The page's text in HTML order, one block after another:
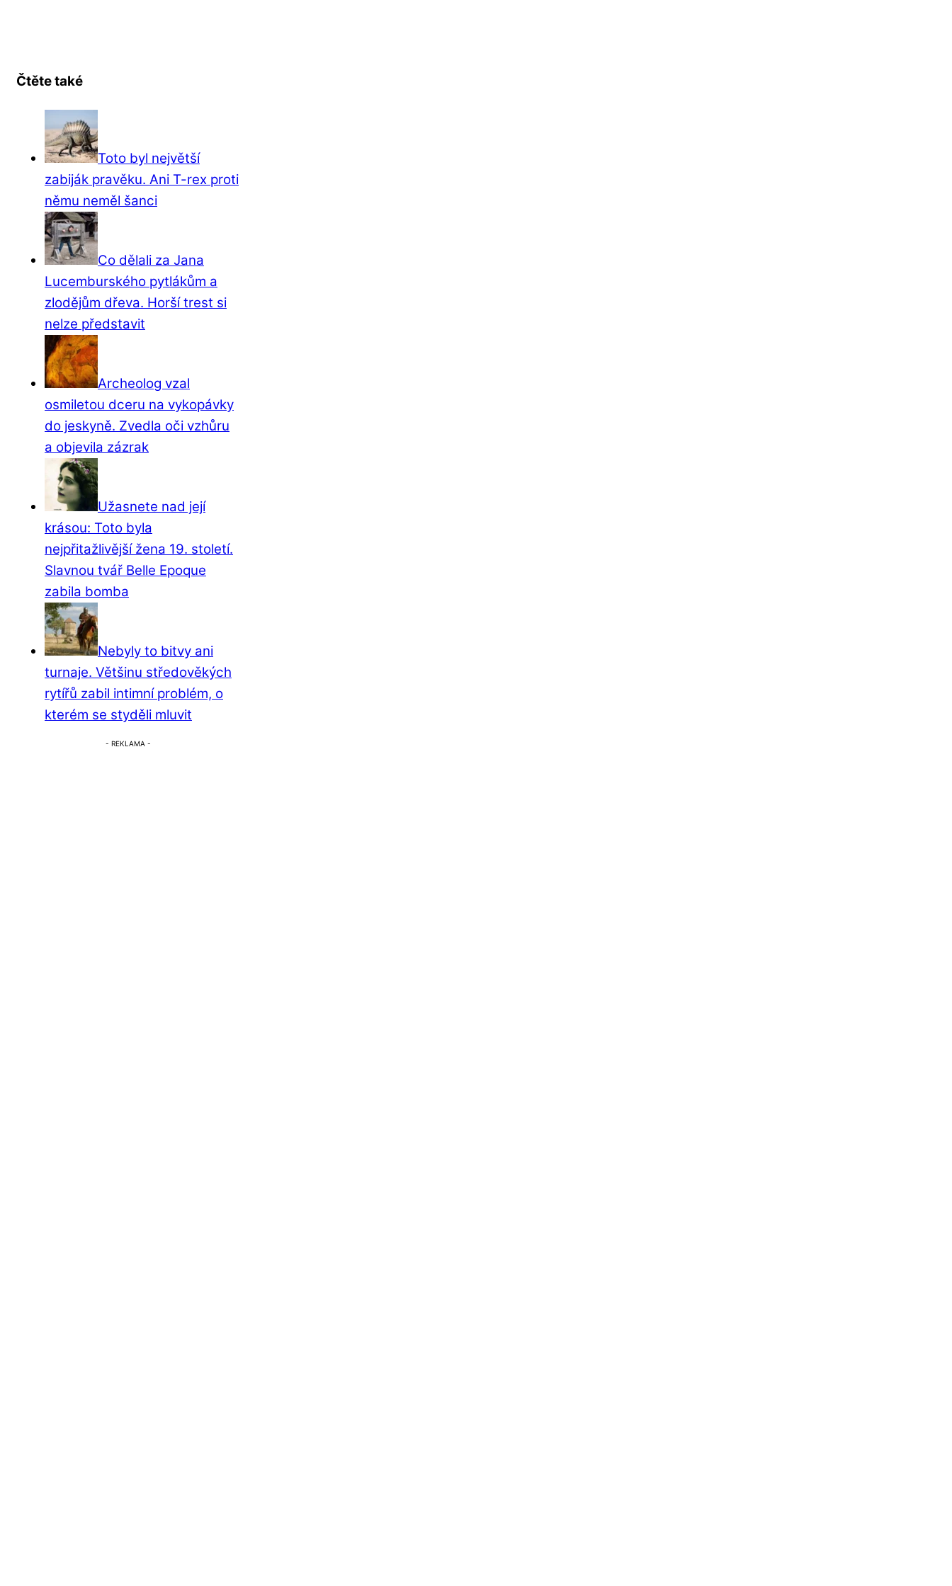
Čtěte také
Toto byl největší
zabiják pravěku. Ani T-rex proti
němu neměl šanci
Co dělali za Jana
Lucemburského pytlákům a
zlodějům dřeva. Horší trest si
nelze představit
Archeolog vzal
osmiletou dceru na vykopávky
do jeskyně. Zvedla oči vzhůru
a objevila zázrak
Užasnete nad její
krásou: Toto byla
nejpřitažlivější žena 19. století.
Slavnou tvář Belle Epoque
zabila bomba
Nebyly to bitvy ani
turnaje. Většinu středověkých
rytířů zabil intimní problém, o
kterém se styděli mluvit